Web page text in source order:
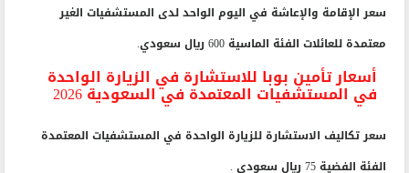
سعر الإقامة والإعاشة في اليوم الواحد لدى المستشفيات الغير
معتمدة للعائلات الفئة الماسية 600 ريال سعودي.
أسعار تأمين بوبا للاستشارة في الزيارة الواحدة
في المستشفيات المعتمدة في السعودية 2026
سعر تكاليف الاستشارة للزيارة الواحدة في المستشفيات المعتمدة
الفئة الفضية 75 ريال سعودي .